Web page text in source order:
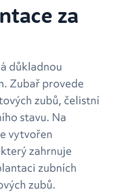
za
důkladnou
Zubař provede
zubů, čelistní
stavu. Na
vytvořen
zahrnuje
zubních
zubů.